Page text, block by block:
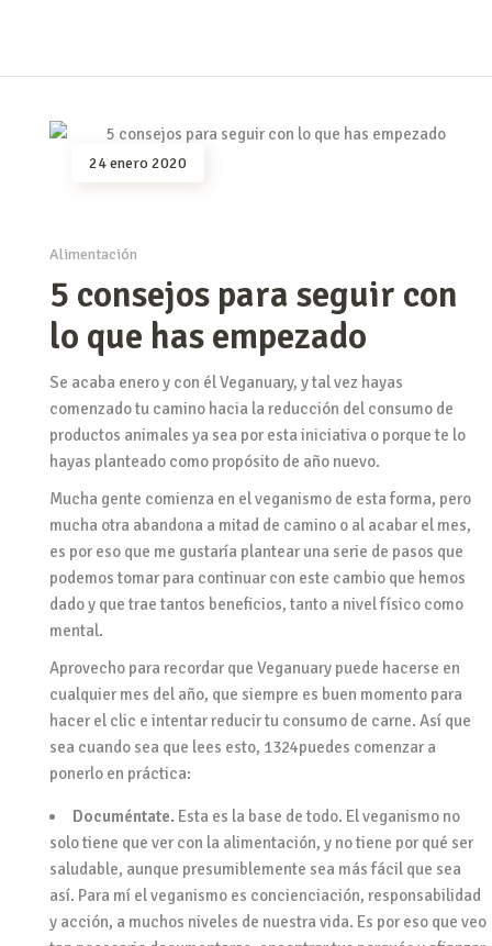
24 enero 2020
Alimentación
5 consejos para seguir con
lo que has empezado
Se acaba enero y con él Veganuary, y tal vez hayas
comenzado tu camino hacia la reducción del consumo de
productos animales ya sea por esta iniciativa o porque te lo
hayas planteado como propósito de año nuevo.
Mucha gente comienza en el veganismo de esta forma, pero
mucha otra abandona a mitad de camino o al acabar el mes,
es por eso que me gustaría plantear una serie de pasos que
podemos tomar para continuar con este cambio que hemos
dado y que trae tantos beneficios, tanto a nivel físico como
mental.
Aprovecho para recordar que Veganuary puede hacerse en
cualquier mes del año, que siempre es buen momento para
hacer el clic e intentar reducir tu consumo de carne. Así que
sea cuando sea que lees esto, 1324puedes comenzar a
ponerlo en práctica:
Documéntate.Esta es la base de todo. El veganismo no
solo tiene que ver con la alimentación, y no tiene por qué ser
saludable, aunque presumiblemente sea más fácil que sea
así. Para mí el veganismo es concienciación, responsabilidad
y acción, a muchos niveles de nuestra vida. Es por eso que veo